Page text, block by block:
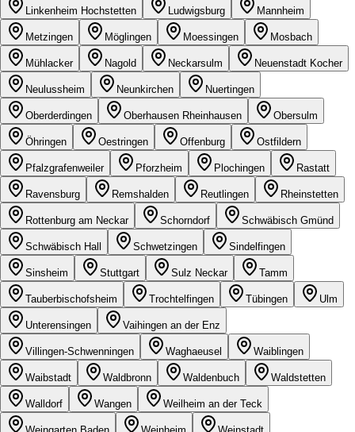
Linkenheim Hochstetten Ludwigsburg Mannheim
Metzingen Möglingen Moessingen Mosbach
Mühlacker Nagold Neckarsulm Neuenstadt Kocher
Neulussheim Neunkirchen Nuertingen
Oberderdingen Oberhausen Rheinhausen Obersulm
Öhringen Oestringen Offenburg Ostfildern
Pfalzgrafenweiler Pforzheim Plochingen Rastatt
Ravensburg Remshalden Reutlingen Rheinstetten
Rottenburg am Neckar Schorndorf Schwäbisch Gmünd
Schwäbisch Hall Schwetzingen Sindelfingen
Sinsheim Stuttgart Sulz Neckar Tamm
Tauberbischofsheim Trochtelfingen Tübingen Ulm
Unterensingen Vaihingen an der Enz
Villingen-Schwenningen Waghaeusel Waiblingen
Waibstadt Waldbronn Waldenbuch Waldstetten
Walldorf Wangen Weilheim an der Teck